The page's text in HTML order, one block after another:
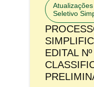
Seletivo
EDITAL